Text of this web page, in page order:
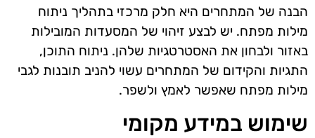
הבנה של המתחרים היא חלק מרכזי בתהליך ניתוח
מילות מפתח. יש לבצע זיהוי של המסעדות המובילות
באזור ולבחון את האסטרטגיות שלהן. ניתוח התוכן,
התגיות והקידום של המתחרים עשוי להניב תובנות לגבי
מילות מפתח שאפשר לאמץ ולשפר.
שימוש במידע מקומי